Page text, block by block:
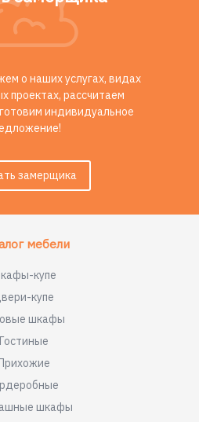
о наших услугах, видах
проектах, рассчитаем
индивидуальное
замерщика
мебели
купе
купе
шкафы
Гостиные
шкафы